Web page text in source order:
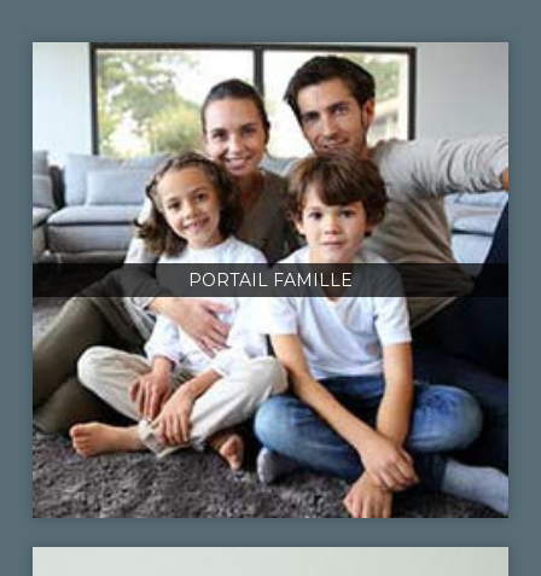
PORTAIL FAMILLE